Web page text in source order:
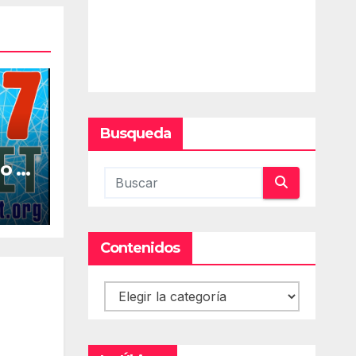
la
Busqueda
Contenidos
Contenidos